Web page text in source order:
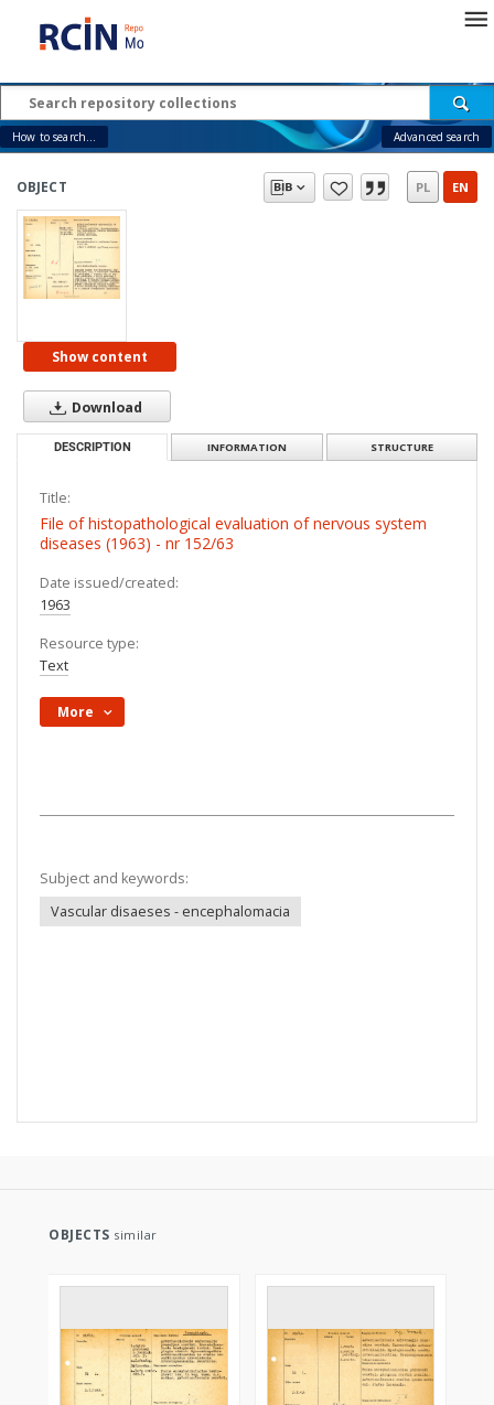
How to search... Advanced search
OBJECT PL EN
Show content
Download
DESCRIPTION INFORMATION STRUCTURE
Title:
File of histopathological evaluation of nervous system
diseases (1963) - nr 152/63
Date issued/created:
1963
Resource type:
Text
More
Subject and keywords:
Vascular disaeses - encephalomacia
OBJECTS similar